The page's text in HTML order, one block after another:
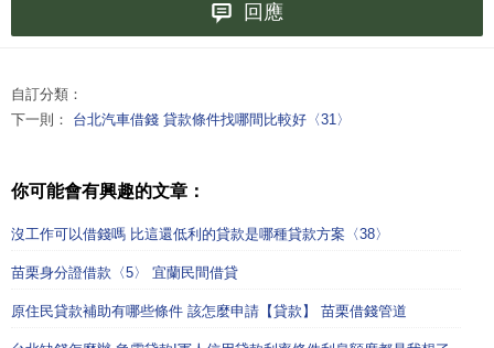
回應
自訂分類：
下一則： 台北汽車借錢 貸款條件找哪間比較好〈31〉
你可能會有興趣的文章：
沒工作可以借錢嗎 比這還低利的貸款是哪種貸款方案〈38〉
苗栗身分證借款〈5〉 宜蘭民間借貸
原住民貸款補助有哪些條件 該怎麼申請【貸款】 苗栗借錢管道